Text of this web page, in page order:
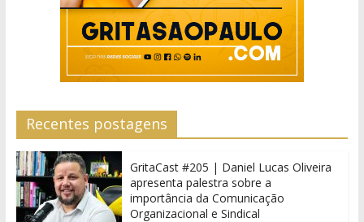
Recentes postagens
GritaCast #205 | Daniel Lucas Oliveira
apresenta palestra sobre a
importância da Comunicação
Organizacional e Sindical